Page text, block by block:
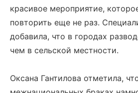
красивое мероприятие,
повторить еще не раз.
добавила, что в городах
чем в сельской местности.
Оксана Гантилова отметила,